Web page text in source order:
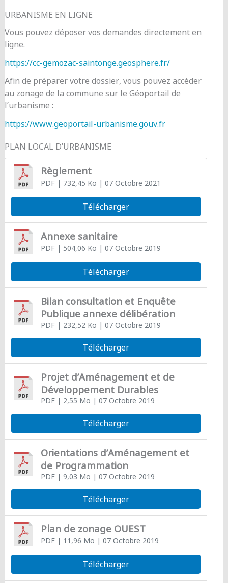
URBANISME EN LIGNE
Vous pouvez déposer vos demandes directement en
ligne.
https://cc-gemozac-saintonge.geosphere.fr/
Afin de préparer votre dossier, vous pouvez accéder
au zonage de la commune sur le Géoportail de
l’urbanisme :
https://www.geoportail-urbanisme.gouv.fr
PLAN LOCAL D’URBANISME
Règlement
PDF| 732,45 Ko | 07 Octobre 2021
Télécharger
Annexe sanitaire
PDF| 504,06 Ko | 07 Octobre 2019
Télécharger
Bilan consultation et Enquête
Publique annexe délibération
PDF| 232,52 Ko | 07 Octobre 2019
Télécharger
Projet d’Aménagement et de
Développement Durables
PDF| 2,55 Mo | 07 Octobre 2019
Télécharger
Orientations d’Aménagement et
de Programmation
PDF| 9,03 Mo | 07 Octobre 2019
Télécharger
Plan de zonage OUEST
PDF| 11,96 Mo | 07 Octobre 2019
Télécharger